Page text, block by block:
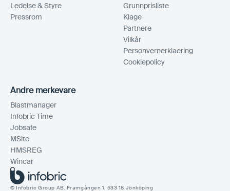
Ledelse & Styre
Pressrom
Grunnprisliste
Klage
Partnere
Vilkår
Personvernerklaering
Cookiepolicy
Andre merkevare
Blastmanager
Infobric Time
Jobsafe
MSite
HMSREG
Wincar
© Infobric Group AB, Framgången 1, 533 18 Jönköping